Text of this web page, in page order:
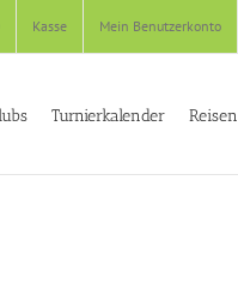
Kasse Mein Benutzerkonto
Turnierkalender Reisen